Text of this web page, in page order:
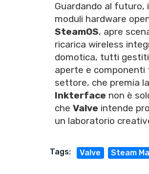
Guardando al futuro,
moduli hardware
SteamOS, apre
ricarica wireless
domotica, tutti
aperte e componenti
settore, che premia
Inkterface non è
che Valve intende
un laboratorio
Tags: Valve Steam